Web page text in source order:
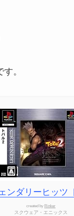
。
ンダリーヒッツ
created by Rinker
スクウェア・エニックス